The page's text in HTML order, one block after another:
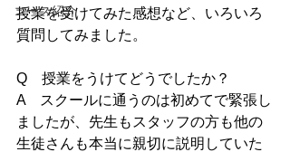
コース紹介
授業を受けてみた感想など、いろいろ
質問してみました。
Q　授業をうけてどうでしたか？
A　スクールに通うのは初めてで緊張し
ましたが、先生もスタッフの方も他の
生徒さんも本当に親切に説明していた